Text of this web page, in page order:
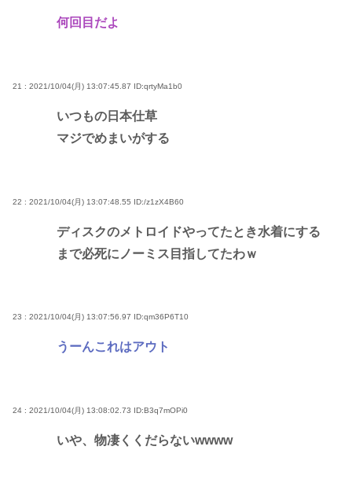
何回目だよ
21 : 2021/10/04(月) 13:07:45.87 ID:qrtyMa1b0
いつもの日本仕草
マジでめまいがする
22 : 2021/10/04(月) 13:07:48.55 ID:/z1zX4B60
ディスクのメトロイドやってたとき水着にする
まで必死にノーミス目指してたわｗ
23 : 2021/10/04(月) 13:07:56.97 ID:qm36P6T10
うーんこれはアウト
24 : 2021/10/04(月) 13:08:02.73 ID:B3q7mOPi0
いや、物凄くくだらないwwww